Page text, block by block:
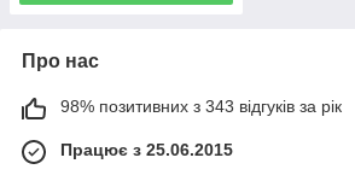
Про нас
98% позитивних з 343 відгуків за рік
Працює з 25.06.2015